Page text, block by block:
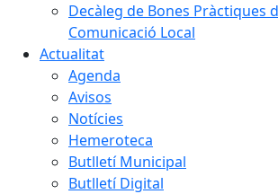
Decàleg de Bones Pràctiques
Comunicació Local
Actualitat
Agenda
Avisos
Notícies
Hemeroteca
Butlletí Municipal
Butlletí Digital